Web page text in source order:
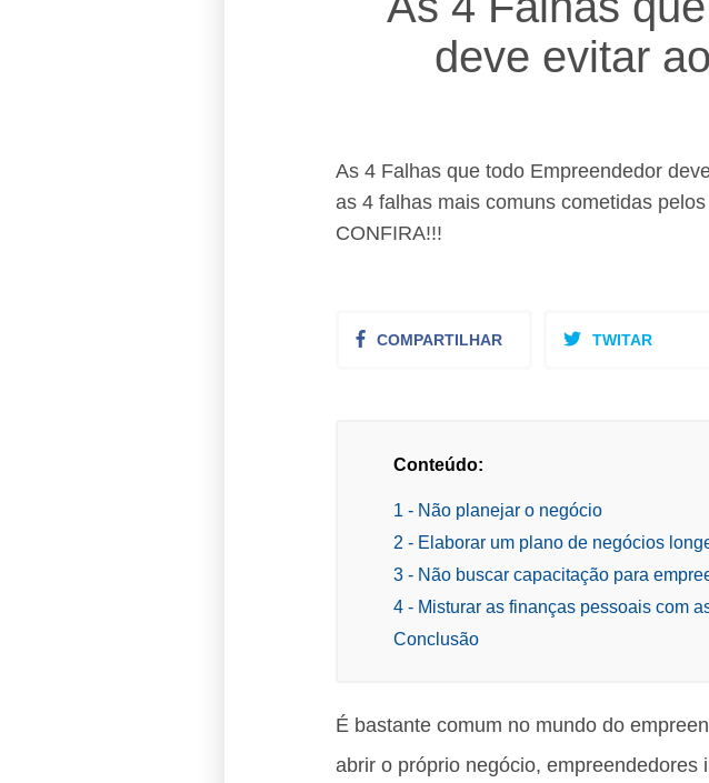
deve evitar
As 4 Falhas que todo Empreendedor
as 4 falhas mais comuns cometidas
CONFIRA!!!
COMPARTILHAR TWITAR
Conteúdo:
1 - Não planejar o negócio
2 - Elaborar um plano de negócios
3 - Não buscar capacitação para
4 - Misturar as finanças pessoais com
Conclusão
É bastante comum no mundo do
abrir o próprio negócio,